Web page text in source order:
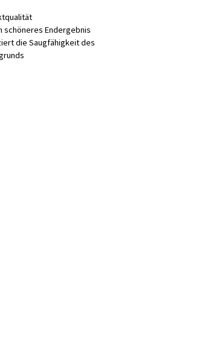
schöneres Endergebnis
die Saugfähigkeit des